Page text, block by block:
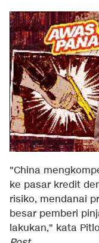
"China
ke pasar kredit
risiko, mendanai
besar pemberi
lakukan," kata